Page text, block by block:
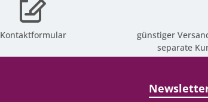
Kontaktformular günstiger
separate